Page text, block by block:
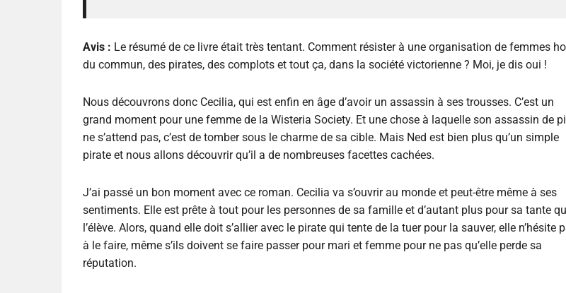
Avis : Le résumé de ce livre était très tentant. Comment résister à une organisation de femmes
du commun, des pirates, des complots et tout ça, dans la société victorienne ? Moi, je dis oui !
Nous découvrons donc Cecilia, qui est enfin en âge d’avoir un assassin à ses trousses. C’est un
grand moment pour une femme de la Wisteria Society. Et une chose à laquelle son assassin de
ne s’attend pas, c’est de tomber sous le charme de sa cible. Mais Ned est bien plus qu’un simple
pirate et nous allons découvrir qu’il a de nombreuses facettes cachées.
J’ai passé un bon moment avec ce roman. Cecilia va s’ouvrir au monde et peut-être même à ses
sentiments. Elle est prête à tout pour les personnes de sa famille et d’autant plus pour sa tante
l’élève. Alors, quand elle doit s’allier avec le pirate qui tente de la tuer pour la sauver, elle n’hésite
à le faire, même s’ils doivent se faire passer pour mari et femme pour ne pas qu’elle perde sa
réputation.